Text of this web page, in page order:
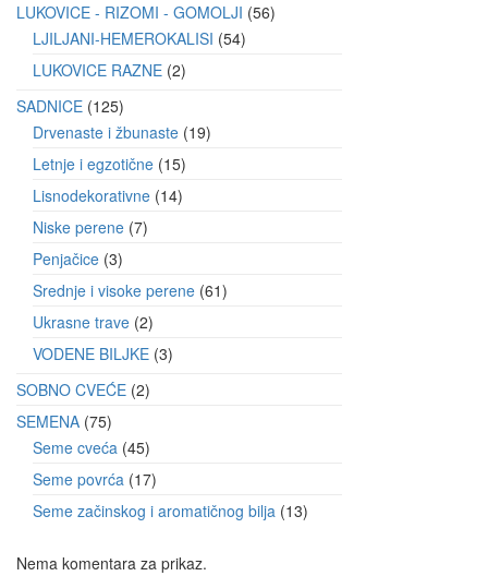
LUKOVICE - RIZOMI - GOMOLJI 56
LJILJANI-HEMEROKALISI 54
LUKOVICE RAZNE 2
SADNICE 125
Drvenaste i žbunaste 19
Letnje i egzotične 15
Lisnodekorativne 14
Niske perene 7
Penjačice 3
Srednje i visoke perene 61
Ukrasne trave 2
VODENE BILJKE 3
SOBNO CVEĆE 2
SEMENA 75
Seme cveća 45
Seme povrća 17
Seme začinskog i aromatičnog bilja 13
Nema komentara za prikaz.